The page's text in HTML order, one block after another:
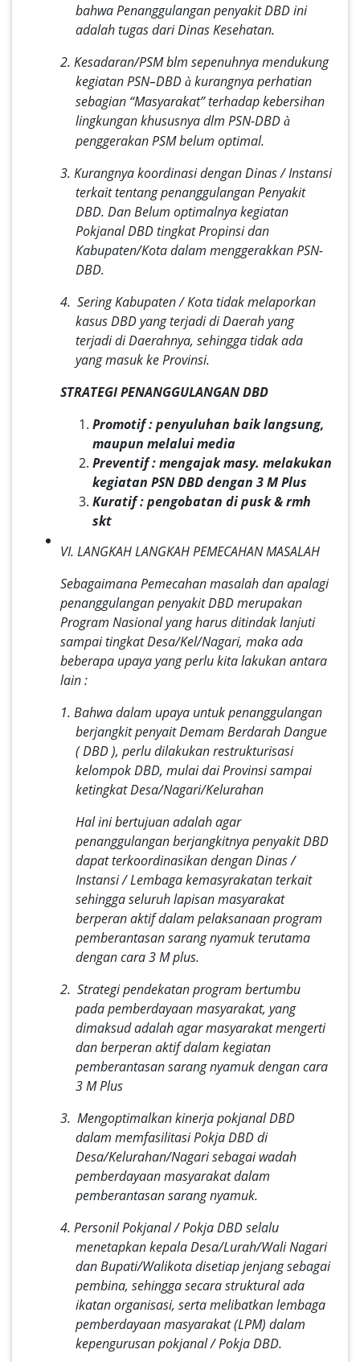
bahwa Penanggulangan penyakit DBD ini
adalah tugas dari Dinas Kesehatan.
2. Kesadaran/PSM blm sepenuhnya mendukung
kegiatan PSN–DBD àkurangnya perhatian
sebagian “Masyarakat” terhadap kebersihan
lingkungan khususnya dlm PSN-DBD à
penggerakan PSM belum optimal.
3. Kurangnya koordinasi dengan Dinas / Instansi
terkait tentang penanggulangan Penyakit
DBD. DanBelum optimalnya kegiatan
Pokjanal DBD tingkat Propinsi dan
Kabupaten/Kota dalam menggerakkan PSN-
DBD.
4. Sering Kabupaten / Kota tidak melaporkan
kasus DBD yang terjadi di Daerah yang
terjadi di Daerahnya, sehingga tidak ada
yang masuk ke Provinsi.
STRATEGI PENANGGULANGAN DBD
Promotif : penyuluhan baik langsung,
maupun melalui media
Preventif : mengajak masy. melakukan
kegiatan PSN DBD dengan 3 M Plus
Kuratif : pengobatan di pusk & rmh
skt
VI. LANGKAH LANGKAH PEMECAHAN MASALAH
Sebagaimana Pemecahan masalah dan apalagi
penanggulangan penyakit DBD merupakan
Program Nasional yang harus ditindak lanjuti
sampai tingkat Desa/Kel/Nagari, maka ada
beberapa upaya yang perlu kita lakukan antara
lain :
1. Bahwa dalam upaya untuk penanggulangan
berjangkit penyait Demam Berdarah Dangue
( DBD ), perlu dilakukan restrukturisasi
kelompok DBD, mulai dai Provinsi sampai
ketingkat Desa/Nagari/Kelurahan
Hal ini bertujuan adalah agar
penanggulangan berjangkitnya penyakit DBD
dapat terkoordinasikan dengan Dinas /
Instansi / Lembaga kemasyrakatan terkait
sehingga seluruh lapisan masyarakat
berperan aktif dalam pelaksanaan program
pemberantasan sarang nyamuk terutama
dengan cara 3 M plus.
2. Strategi pendekatan program bertumbu
pada pemberdayaan masyarakat, yang
dimaksud adalah agar masyarakat mengerti
dan berperan aktif dalam kegiatan
pemberantasan sarang nyamuk dengan cara
3 M Plus
3. Mengoptimalkan kinerja pokjanal DBD
dalam memfasilitasi Pokja DBD di
Desa/Kelurahan/Nagari sebagai wadah
pemberdayaan masyarakat dalam
pemberantasan sarang nyamuk.
4. Personil Pokjanal / Pokja DBD selalu
menetapkan kepala Desa/Lurah/Wali Nagari
dan Bupati/Walikota disetiap jenjang sebagai
pembina, sehingga secara struktural ada
ikatan organisasi, serta melibatkan lembaga
pemberdayaan masyarakat (LPM) dalam
kepengurusan pokjanal / Pokja DBD.